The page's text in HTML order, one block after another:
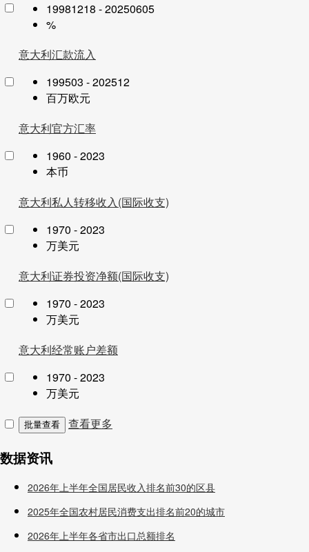
19981218 - 20250605
%
意大利汇款流入
199503 - 202512
百万欧元
意大利官方汇率
1960 - 2023
本币
意大利私人转移收入(国际收支)
1970 - 2023
万美元
意大利证券投资净额(国际收支)
1970 - 2023
万美元
意大利经常账户差额
1970 - 2023
万美元
批量查看 查看更多
数据资讯
2026年上半年全国居民收入排名前30的区县
2025年全国农村居民消费支出排名前20的城市
2026年上半年各省市出口总额排名